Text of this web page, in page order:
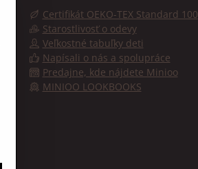
Certifikát OEKO-TEX Standard 100
Starostlivosť o odevy
Veľkostné tabuľky deti
Napísali o nás a spolupráce
Predajne, kde nájdete Minioo
MINIOO LOOKBOOKS